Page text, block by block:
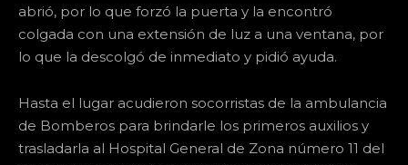
abrió, por lo que forzó la puerta y la encontró
colgada con una extensión de luz a una ventana, por
lo que la descolgó de inmediato y pidió ayuda.
Hasta el lugar acudieron socorristas de la ambulancia
de Bomberos para brindarle los primeros auxilios y
trasladarla al Hospital General de Zona número 11 del